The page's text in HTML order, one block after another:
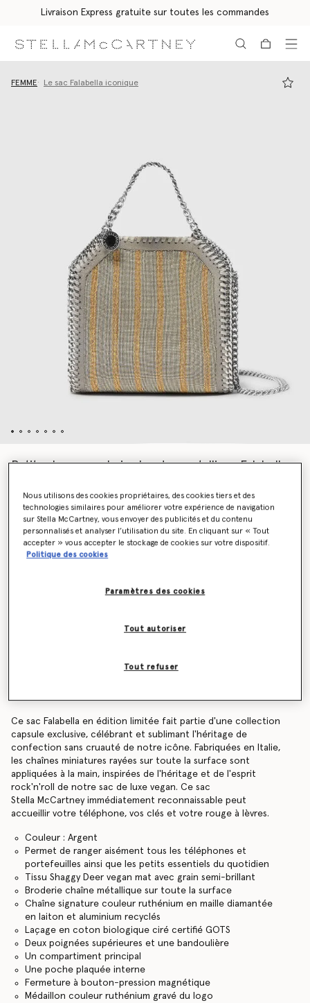
Livraison Express gratuite sur toutes les commandes
FEMME Le sac Falabella iconique
Petit cabas avec chaine brodee metallique Falabella
€1,395.00
Couleur Métallisé
Détails de l’article
Ce sac Falabella en édition limitée fait partie d'une collection
capsule exclusive, célébrant et sublimant l'héritage de
confection sans cruauté de notre icône. Fabriquées en Italie,
les chaînes miniatures rayées sur toute la surface sont
appliquées à la main, inspirées de l'héritage et de l'esprit
rock'n'roll de notre sac de luxe vegan. Ce sac
Stella McCartney immédiatement reconnaissable peut
accueillir votre téléphone, vos clés et votre rouge à lèvres.
Couleur : Argent
Permet de ranger aisément tous les téléphones et
portefeuilles ainsi que les petits essentiels du quotidien
Tissu Shaggy Deer vegan mat avec grain semi-brillant
Broderie chaîne métallique sur toute la surface
Chaîne signature couleur ruthénium en maille diamantée
en laiton et aluminium recyclés
Laçage en coton biologique ciré certifié GOTS
Deux poignées supérieures et une bandoulière
Un compartiment principal
Une poche plaquée interne
Fermeture à bouton-pression magnétique
Médaillon couleur ruthénium gravé du logo
Nous utilisons des cookies propriétaires, des cookies tiers et des
technologies similaires pour améliorer votre expérience de navigation
sur Stella McCartney, vous envoyer des publicités et du contenu
personnalisés et analyser l’utilisation du site. En cliquant sur « Tout
accepter » vous accepter le stockage de cookies sur votre dispositif.
Politique des cookies
Paramètres des cookies
Tout refuser
Tout autoriser